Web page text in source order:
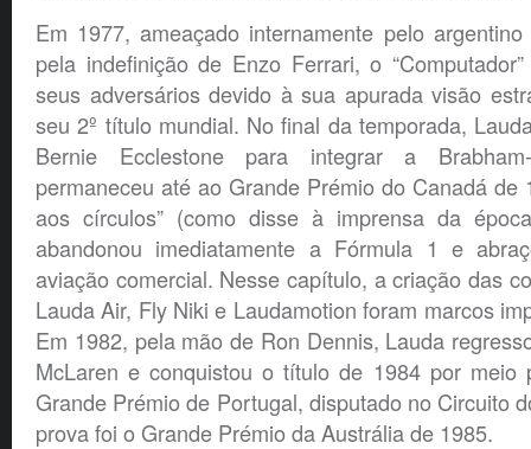
Em 1977, ameaçado internamente pelo
pela indefinição de Enzo Ferrari, o
seus adversários devido à sua apurada visão
seu 2º título mundial. No final da temporada,
Bernie Ecclestone para integrar a
permaneceu até ao Grande Prémio do Canadá de
aos círculos” (como disse à imprensa da
abandonou imediatamente a Fórmula 1 e
aviação comercial. Nesse capítulo, a criação das
Lauda Air, Fly Niki e Laudamotion foram marcos
Em 1982, pela mão de Ron Dennis, Lauda
McLaren e conquistou o título de 1984 por meio
Grande Prémio de Portugal, disputado no Circuito
prova foi o Grande Prémio da Austrália de 1985.